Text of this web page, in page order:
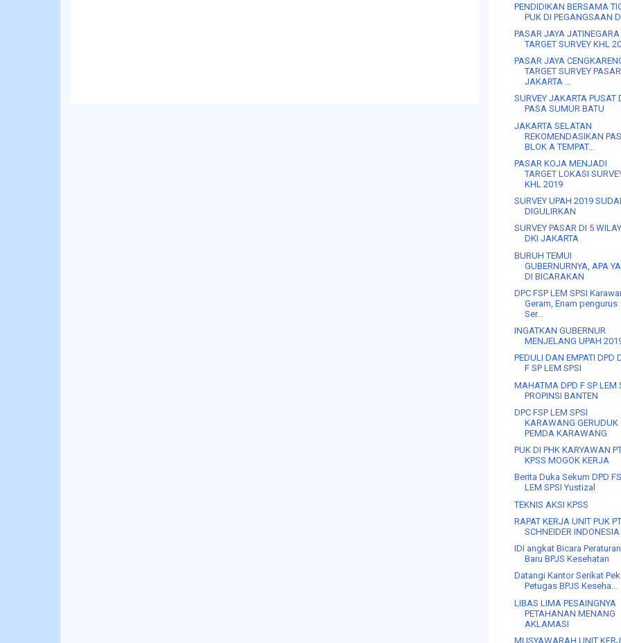
PENDIDIKAN BERSAMA
PUK DI PEGANGSAAN
PASAR JAYA JATINEGARA
TARGET SURVEY KHL
PASAR JAYA
TARGET SURVEY PASAR
JAKARTA ...
SURVEY JAKARTA PUSAT
PASA SUMUR BATU
JAKARTA SELATAN
REKOMENDASIKAN
BLOK A TEMPAT...
PASAR KOJA MENJADI
TARGET LOKASI
KHL 2019
SURVEY UPAH 2019
DIGULIRKAN
SURVEY PASAR DI 5
DKI JAKARTA
BURUH TEMUI
GUBERNURNYA, APA
DI BICARAKAN
DPC FSP LEM SPSI
Geram, Enam pengurus
Ser...
INGATKAN GUBERNUR
MENJELANG UPAH
PEDULI DAN EMPATI DPD
F SP LEM SPSI
MAHATMA DPD F SP LEM
PROPINSI BANTEN
DPC FSP LEM SPSI
KARAWANG GERUDUK
PEMDA KARAWANG
PUK DI PHK KARYAWAN
KPSS MOGOK KERJA
Berita Duka Sekum DPD
LEM SPSI Yustizal
TEKNIS AKSI KPSS
RAPAT KERJA UNIT PUK PT
SCHNEIDER INDONESIA
IDI angkat Bicara Peraturan
Baru BPJS Kesehatan
Datangi Kantor Serikat
Petugas BPJS Keseha...
LIBAS LIMA PESAINGNYA
PETAHANAN MENANG
AKLAMASI
MUSYAWARAH UNIT